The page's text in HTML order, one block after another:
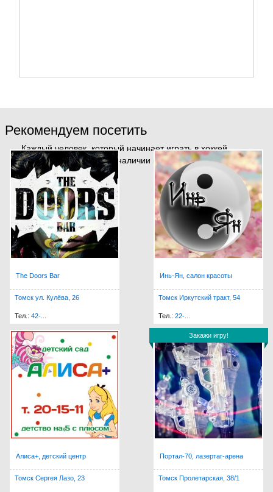
Каждый человек, который начинает играть в хоккей,
должен позаботиться о наличии качественной эк...
Рекомендуем посетить
The Doors Bar
Томск ул. Кулёва, 26
Тел.: 42-...
Инь-Ян, салон красоты
Томск Иркутский тракт, 54
Тел.: 22-...
Алиса+, детский центр
Томск Сергея Лазо, 23
Закажи игру!
Закажи игру!
Портал-70, лазертаг-арена
Томск Пролетарская, 38/1